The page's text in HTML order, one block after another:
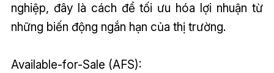
nghiệp, đây là cách để tối ưu hóa lợi nhuận từ
những biến động ngắn hạn của thị trường.
Available-for-Sale (AFS):